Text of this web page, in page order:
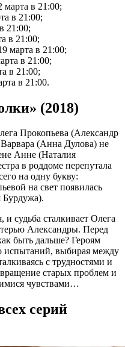
в 21:00;
в 21:00;
21:00;
в 21:00;
марта в 21:00;
в 21:00;
в 21:00;
в 21:00.
(2018)
Прокопьева (Александр
(Анна Дулова) не
Анне (Наталия
в роддоме перепутала
на одну букву:
на свет появилась
Бурдужа).
и судьба сталкивает Олега
Александры. Перед
быть дальше? Героям
испытаний, выбирая между
с трудностями и
старых проблем и
чувствами…
серий